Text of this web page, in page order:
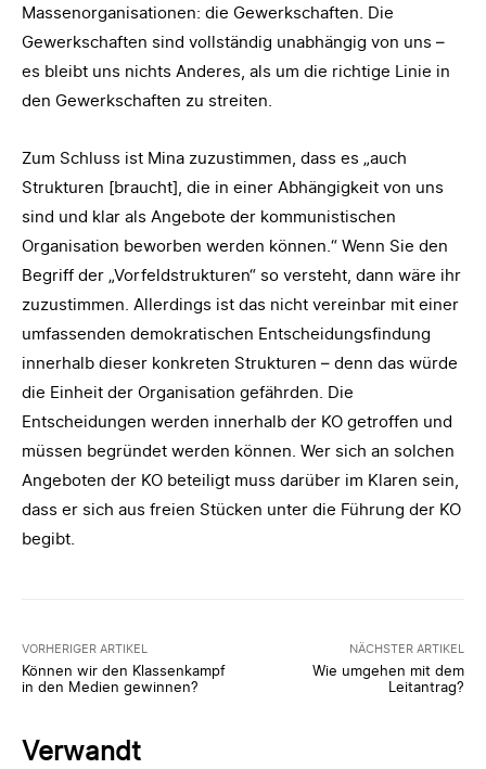
Massenorganisationen: die Gewerkschaften. Die
Gewerkschaften sind vollständig unabhängig von uns –
es bleibt uns nichts Anderes, als um die richtige Linie in
den Gewerkschaften zu streiten.
Zum Schluss ist Mina zuzustimmen, dass es „auch
Strukturen [braucht], die in einer Abhängigkeit von uns
sind und klar als Angebote der kommunistischen
Organisation beworben werden können.“ Wenn Sie den
Begriff der „Vorfeldstrukturen“ so versteht, dann wäre ihr
zuzustimmen. Allerdings ist das nicht vereinbar mit einer
umfassenden demokratischen Entscheidungsfindung
innerhalb dieser konkreten Strukturen – denn das würde
die Einheit der Organisation gefährden. Die
Entscheidungen werden innerhalb der KO getroffen und
müssen begründet werden können. Wer sich an solchen
Angeboten der KO beteiligt muss darüber im Klaren sein,
dass er sich aus freien Stücken unter die Führung der KO
begibt.
VORHERIGER ARTIKEL
Können wir den Klassenkampf
in den Medien gewinnen?
NÄCHSTER ARTIKEL
Wie umgehen mit dem
Leitantrag?
Verwandt